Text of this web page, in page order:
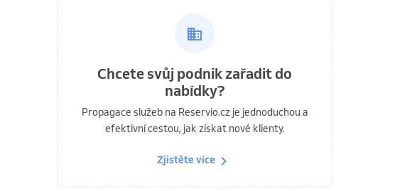
Chcete svůj podnik zařadit do
nabídky?
Propagace služeb na Reservio.cz je jednoduchou a
efektivní cestou, jak získat nové klienty.
Zjistěte více